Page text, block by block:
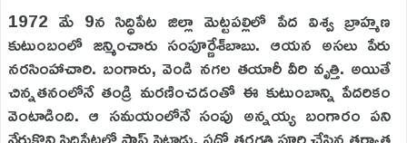
1972 మే 9న సిద్ధిపేట జిల్లా మెట్టపల్లిలో పేద విశ్వ బ్రాహ్మణ
కుటుంబంలో జన్మించారు సంపూర్ణేశ్‌బాబు. ఆయన అసలు పేరు
నరసింహాచారి. బంగారు, వెండి నగల తయారీ వీరి వృత్తి. అయితే
చిన్నతనంలోనే తండ్రి మరణించడంతో ఈ కుటుంబాన్ని పేదరికం
వెంటాడింది. ఆ సమయంలోనే సంపు అన్నయ్య బంగారం పని